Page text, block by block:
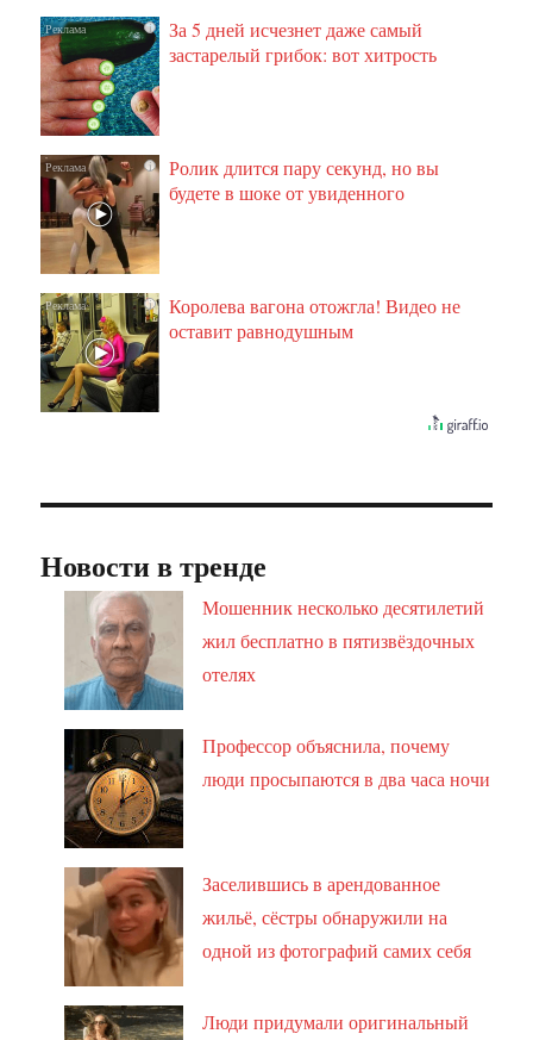
i
За 5 дней исчезнет даже самый
застарелый грибок: вот хитрость
i
Ролик длится пару секунд, но вы
будете в шоке от увиденного
i
Королева вагона отожгла! Видео не
оставит равнодушным
Новости в тренде
Мошенник несколько десятилетий
жил бесплатно в пятизвёздочных
отелях
Профессор объяснила, почему
люди просыпаются в два часа ночи
Заселившись в арендованное
жильё, сёстры обнаружили на
одной из фотографий самих себя
Люди придумали оригинальный